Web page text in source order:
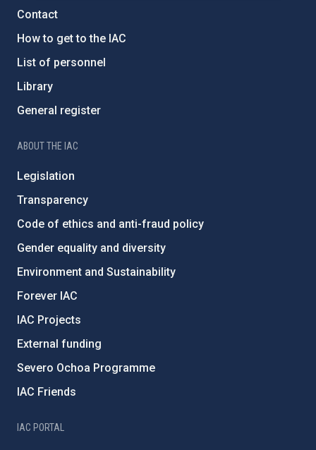
Contact
How to get to the IAC
List of personnel
Library
General register
ABOUT THE IAC
Legislation
Transparency
Code of ethics and anti-fraud policy
Gender equality and diversity
Environment and Sustainability
Forever IAC
IAC Projects
External funding
Severo Ochoa Programme
IAC Friends
IAC PORTAL